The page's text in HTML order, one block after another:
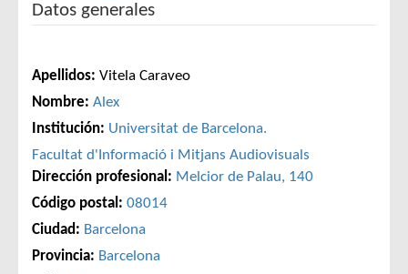
Datos generales
Apellidos: Vitela Caraveo
Nombre: Alex
Institución: Universitat de Barcelona.
Facultat d'Informació i Mitjans Audiovisuals
Dirección profesional: Melcior de Palau, 140
Código postal: 08014
Ciudad: Barcelona
Provincia: Barcelona